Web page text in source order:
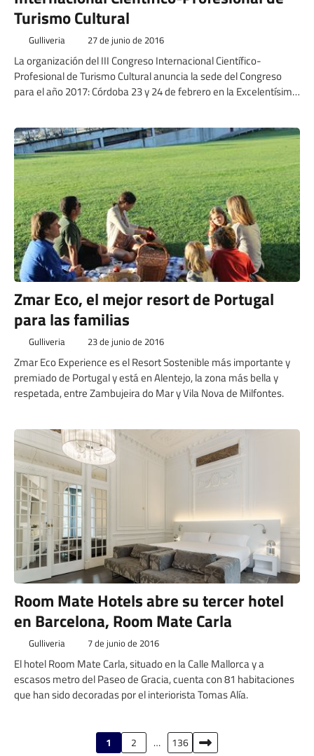
Turismo Cultural
Gulliveria 27 de junio de 2016
La organización del III Congreso Internacional Científico-
Profesional de Turismo Cultural anuncia la sede del Congreso
para el año 2017: Córdoba 23 y 24 de febrero en la Excelentísima
Zmar Eco, el mejor resort de Portugal
para las familias
Gulliveria 23 de junio de 2016
Zmar Eco Experience es el Resort Sostenible más importante y
premiado de Portugal y está en Alentejo, la zona más bella y
respetada, entre Zambujeira do Mar y Vila Nova de Milfontes.
Room Mate Hotels abre su tercer hotel
en Barcelona, Room Mate Carla
Gulliveria 7 de junio de 2016
El hotel Room Mate Carla, situado en la Calle Mallorca y a
escasos metro del Paseo de Gracia, cuenta con 81 habitaciones
que han sido decoradas por el interiorista Tomas Alía.
1 2 … 136